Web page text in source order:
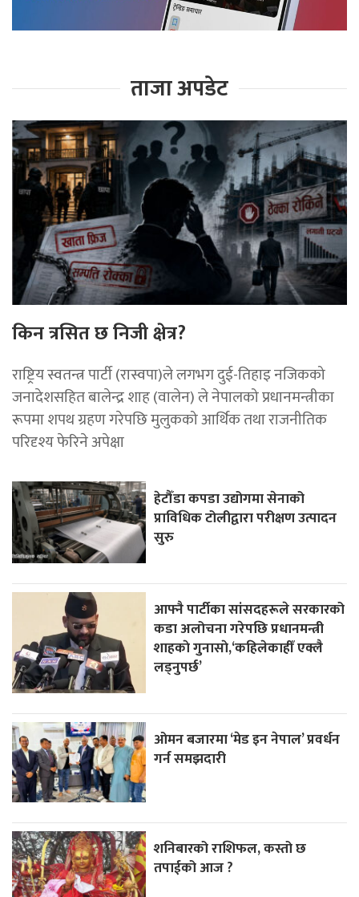
ताजा अपडेट
किन त्रसित छ निजी क्षेत्र?
राष्ट्रिय स्वतन्त्र पार्टी (रास्वपा)ले लगभग दुई-तिहाइ नजिकको
जनादेशसहित बालेन्द्र शाह (वालेन) ले नेपालको प्रधानमन्त्रीका
रूपमा शपथ ग्रहण गरेपछि मुलुकको आर्थिक तथा राजनीतिक
परिदृश्य फेरिने अपेक्षा
हेटौँडा कपडा उद्योगमा सेनाको
प्राविधिक टोलीद्वारा परीक्षण उत्पादन
सुरु
आफ्नै पार्टीका सांसदहरूले सरकारको
कडा अलोचना गरेपछि प्रधानमन्त्री
शाहकाे गुनासाे,‘कहिलेकाहीँ एक्लै
लड्नुपर्छ’
ओमन बजारमा ‘मेड इन नेपाल’ प्रवर्धन
गर्न समझदारी
शनिबारको राशिफल, कस्तो छ
तपाईको आज ?